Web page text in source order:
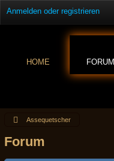
Anmelden oder registrieren
HOME FORUM
Assequetscher
Forum